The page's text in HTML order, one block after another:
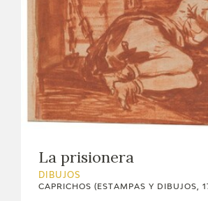
La prisionera
DIBUJOS
CAPRICHOS (ESTAMPAS Y DIBUJOS,